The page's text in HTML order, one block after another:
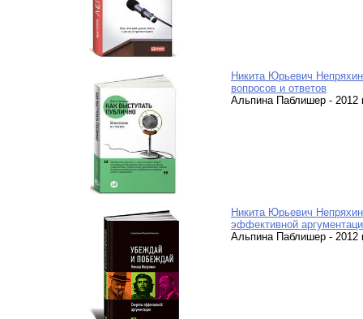
Никита Юрьевич
вопросов и ответов
Альпина Паблишер - 2012
Никита Юрьевич
эффективной
Альпина Паблишер - 2012